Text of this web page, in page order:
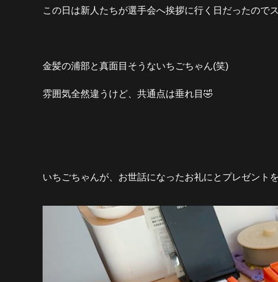
この日は新人たちが選手会へ挨拶に行く日だったので
金髪の浦部と真面目そうないちごちゃん(笑)
雰囲気全然違うけど、共通点は垂れ目🤣
いちごちゃんが、お世話になったお礼にとプレゼント